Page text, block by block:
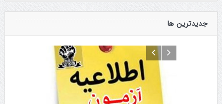
جدیدترین ها